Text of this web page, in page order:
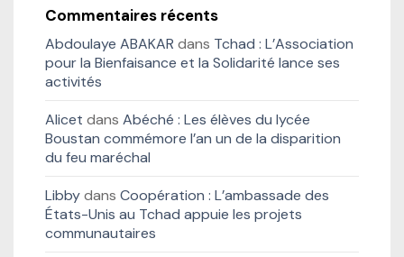
Commentaires récents
Abdoulaye ABAKAR dans Tchad : L’Association
pour la Bienfaisance et la Solidarité lance ses
activités
Alicet dans Abéché : Les élèves du lycée
Boustan commémore l’an un de la disparition
du feu maréchal
Libbydans Coopération : L’ambassade des
États-Unis au Tchad appuie les projets
communautaires